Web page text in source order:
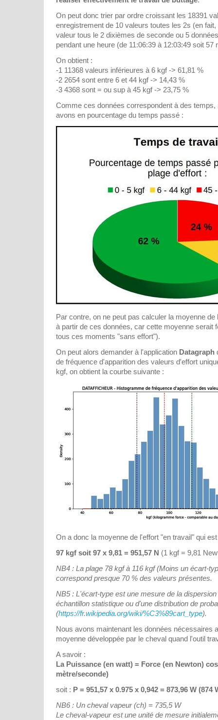
On peut donc trier par ordre croissant les 18391
enregistrement de 10 valeurs toutes les 2s (en
valeur tous le 2 dixièmes de seconde ou 5
pendant une heure (de 11:06:39 à 12:03:49 soit 57
On obtient :
-1 11368 valeurs inférieures à 6 kgf -> 61,81 %
-2 2654 sont entre 6 et 44 kgf -> 14,43 %
-3 4368 sont = ou sup à 45 kgf -> 23,75 %
Comme ces données correspondent à des temps,
avons en pourcentage du temps passé :
Par contre, on ne peut pas calculer la moyenne de
à partir de ces données, car cette moyenne serait
tous ces moments "sans effort").
On peut alors demander à l'application Datagraph
de fréquence d'apparition des valeurs d'effort
kgf, on obtient la courbe suivante :
On a donc la moyenne de l'effort "en travail" qui
97 kgf soit 97 x 9,81 = 951,57 N (1 kgf = 9,81
NB4 : La plage 78 kgf à 116 kgf (Moins un écart-
correspond presque 70 % des valeurs présentes.
NB5 : L'écart-type est une mesure de la
échantillon statistique ou d'une distribution de
(https://fr.wikipedia.org/wiki/%C3%89cart_type).
Nous avons maintenant les données nécessaires
moyenne développée par le cheval quand l'outil
A savoir :
La Puissance (en watt) = Force (en Newton)
mètre/seconde)
soit : P = 951,57 x 0.975 x 0,942 = 873,96 W (874
NB6 : Un cheval vapeur (ch) = 735,5 W
Le cheval-vapeur est une unité de mesure